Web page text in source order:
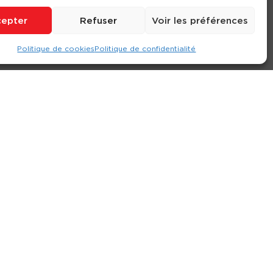
Refuser Voir les préférences
Politique de cookiesPolitique de confidentialité